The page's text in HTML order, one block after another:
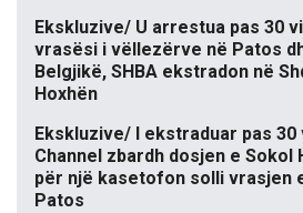
Ekskluzive/ U arrestua pas 30
vrasësi i vëllezërve në Patos
Belgjikë, SHBA ekstradon në
Hoxhën
Ekskluzive/ I ekstraduar pas 30
Channel zbardh dosjen e Sokol
për një kasetofon solli vrasjen
Patos